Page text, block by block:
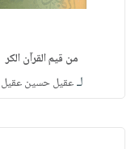
من قيم القرآن الكر
لـعقيل حسين عقيل